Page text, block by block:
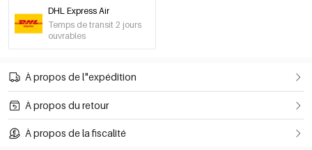
DHL Express Air
Temps de transit 2 jours
ouvrables
À propos de l"expédition
À propos du retour
À propos de la fiscalité